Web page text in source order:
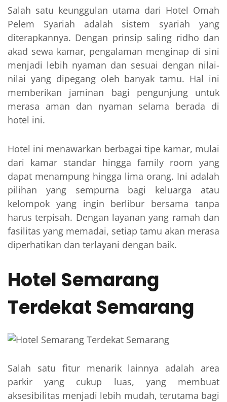
Salah satu keunggulan utama dari Hotel Omah
Pelem Syariah adalah sistem syariah yang
diterapkannya. Dengan prinsip saling ridho dan
akad sewa kamar, pengalaman menginap di sini
menjadi lebih nyaman dan sesuai dengan nilai-
nilai yang dipegang oleh banyak tamu. Hal ini
memberikan jaminan bagi pengunjung untuk
merasa aman dan nyaman selama berada di
hotel ini.
Hotel ini menawarkan berbagai tipe kamar, mulai
dari kamar standar hingga family room yang
dapat menampung hingga lima orang. Ini adalah
pilihan yang sempurna bagi keluarga atau
kelompok yang ingin berlibur bersama tanpa
harus terpisah. Dengan layanan yang ramah dan
fasilitas yang memadai, setiap tamu akan merasa
diperhatikan dan terlayani dengan baik.
Hotel Semarang
Terdekat Semarang
Salah satu fitur menarik lainnya adalah area
parkir yang cukup luas, yang membuat
aksesibilitas menjadi lebih mudah, terutama bagi